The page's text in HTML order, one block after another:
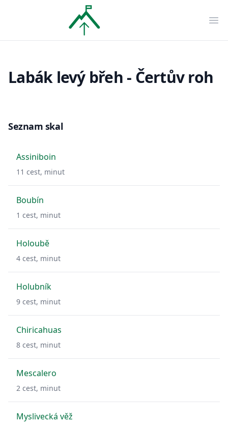
Labák levý břeh - Čertův roh
Seznam skal
Assiniboin
11 cest, minut
Boubín
1 cest, minut
Holoubě
4 cest, minut
Holubník
9 cest, minut
Chiricahuas
8 cest, minut
Mescalero
2 cest, minut
Myslivecká věž